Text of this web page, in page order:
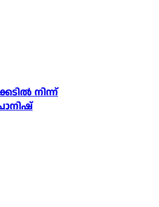
നിന്ന്